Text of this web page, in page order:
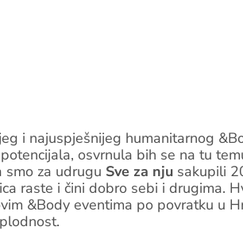
i najuspješnijeg humanitarnog
osvrnula bih se na tu
za udrugu Sve za njusakupili
raste i čini dobro sebi i drugima.
&Body eventima po povratku u